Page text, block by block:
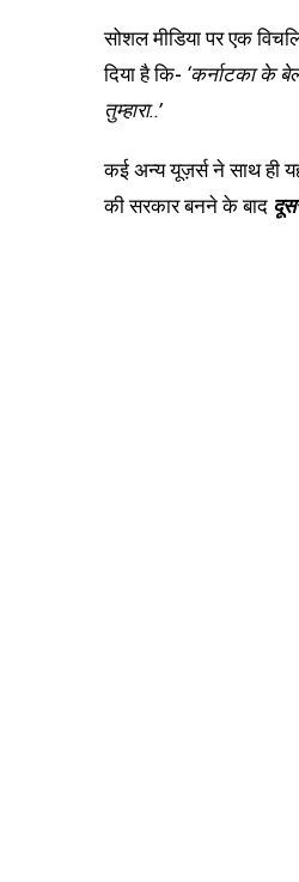
सोशल मीडिया पर एक
दिया है कि- ‘कर्नाटका के
तुम्हारा..’
कई अन्य यूज़र्स ने साथ ही
की सरकार बनने के बाद